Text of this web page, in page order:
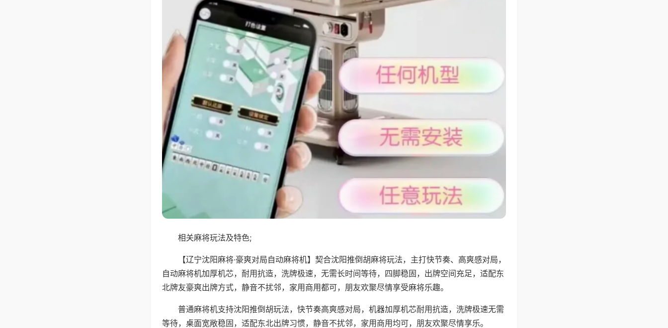
相关麻将玩法及特色;
【辽宁沈阳麻将·豪爽对局自动麻将机】契合沈阳推倒胡麻将玩法，主打快节奏、高爽感对局，
自动麻将机加厚机芯，耐用抗造，洗牌极速，无需长时间等待，四脚稳固，出牌空间充足，适配东
北牌友豪爽出牌方式，静音不扰邻，家用商用都可，朋友欢聚尽情享受麻将乐趣。
普通麻将机支持沈阳推倒胡玩法，快节奏高爽感对局，机器加厚机芯耐用抗造，洗牌极速无需
等待，桌面宽敞稳固，适配东北出牌习惯，静音不扰邻，家用商用均可，朋友欢聚尽情享乐。